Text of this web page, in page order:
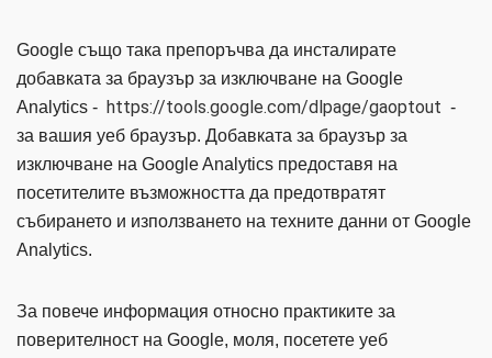
Google също така препоръчва да инсталирате
добавката за браузър за изключване на Google
Analytics - https://tools.google.com/dlpage/gaoptout -
за вашия уеб браузър. Добавката за браузър за
изключване на Google Analytics предоставя на
посетителите възможността да предотвратят
събирането и използването на техните данни от Google
Analytics.
За повече информация относно практиките за
поверителност на Google, моля, посетете уеб